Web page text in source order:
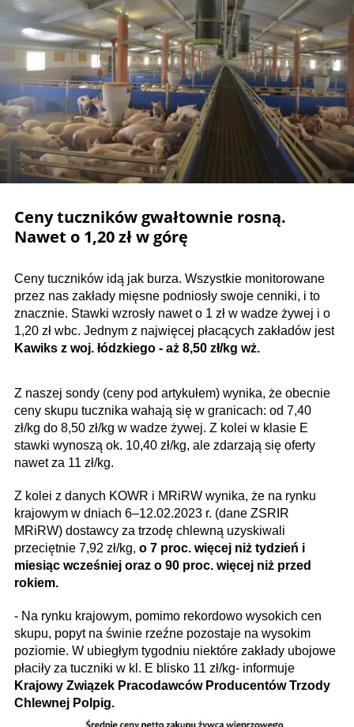
Ceny tuczników gwałtownie rosną.
Nawet o 1,20 zł w górę
Ceny tuczników idą jak burza. Wszystkie monitorowane
przez nas zakłady mięsne podniosły swoje cenniki, i to
znacznie. Stawki wzrosły nawet o 1 zł w wadze żywej i o
1,20 zł wbc. Jednym z najwięcej płacących zakładów jest
Kawiks z woj. łódzkiego - aż 8,50 zł/kg wż.
Z naszej sondy (ceny pod artykułem) wynika, że obecnie
ceny skupu tucznika wahają się w granicach: od 7,40
zł/kg do 8,50 zł/kg w wadze żywej. Z kolei w klasie E
stawki wynoszą ok. 10,40 zł/kg, ale zdarzają się oferty
nawet za 11 zł/kg.
Z kolei z danych KOWR i MRiRW wynika, że na rynku
krajowym w dniach 6–12.02.2023 r. (dane ZSRIR
MRiRW) dostawcy za trzodę chlewną uzyskiwali
przeciętnie 7,92 zł/kg, o 7 proc. więcej niż tydzień i
miesiąc wcześniej oraz o 90 proc. więcej niż przed
rokiem.
- Na rynku krajowym, pomimo rekordowo wysokich cen
skupu, popyt na świnie rzeźne pozostaje na wysokim
poziomie. W ubiegłym tygodniu niektóre zakłady ubojowe
płaciły za tuczniki w kl. E blisko 11 zł/kg- informuje
Krajowy Związek Pracodawców Producentów Trzody
Chlewnej Polpig.